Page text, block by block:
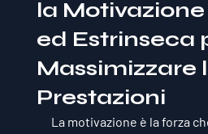
la
ed Estrinseca
Massimizzare
Prestazioni
La motivazione è la forza